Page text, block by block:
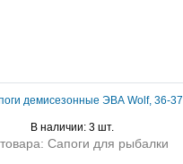
демисезонные ЭВА Wolf, 36-37
В наличии: 3 шт.
Сапоги для рыбалки